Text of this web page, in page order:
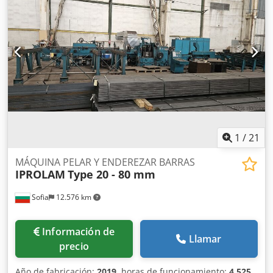
pieza (máx.):
800 kg, presión:7 bar, Lattuada TL10 AV C
biseladora en línea recta con inglete de 0-45°, cerio.
Reacondicionada en nuestro almacén en Bélgica. Probada
y lista para usar. Dodpfxjw U Nzro Ac Nsck
1 /21
Sofia 12.576 km
MÁQUINA PELAR Y ENDEREZAR BARRAS
IPROLAM Type 20 - 80 mm
Información de
precio
Llamar